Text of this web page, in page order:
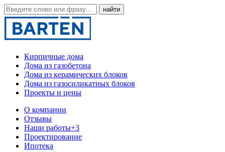
Кирпичные дома
Дома из газобетона
Дома из керамических блоков
Дома из газосиликатных блоков
Проекты и цены
О компании
Отзывы
Наши работы+3
Проектирование
Ипотека